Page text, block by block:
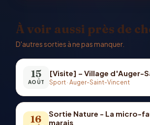
À voir aussi près de
D'autres sorties à ne pas manquer.
15
AOÛT
[Visite] – Village d'Auger-
Sport · Auger-Saint-Vincent
16
Sortie Nature - La micro-
marais